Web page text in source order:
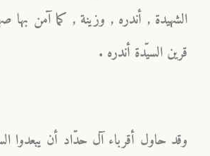
الشهيدة , أندره , وزينة , كما آمن
قرين السيّدة أندره .
وقد حاول أقرباء آل حدّاد أن يبعدوا